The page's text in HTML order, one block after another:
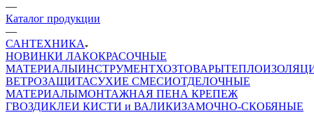
—
Каталог продукции
—
САНТЕХНИКА
НОВИНКИ ЛАКОКРАСОЧНЫЕ
МАТЕРИАЛЫИНСТРУМЕНТХОЗТОВАРЫ
ВЕТРОЗАЩИТАСУХИЕ СМЕСИОТДЕЛОЧНЫЕ
МАТЕРИАЛЫМОНТАЖНАЯ ПЕНА КРЕПЕЖ
ГВОЗДИКЛЕИ КИСТИ и ВАЛИКИЗАМОЧНО-СКОБЯНЫЕ